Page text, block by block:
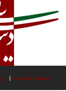
صفحه نخست